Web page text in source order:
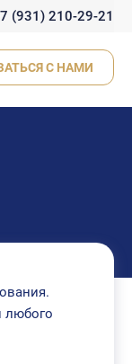
(931) 210-29-21
С НАМИ
любого